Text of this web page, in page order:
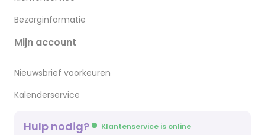
Bezorginformatie
Mijn account
Nieuwsbrief voorkeuren
Kalenderservice
Hulp nodig? Klantenservice is online